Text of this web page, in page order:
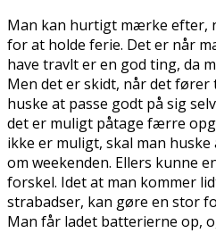
Man kan hurtigt mærke efter,
for at holde ferie. Det er når
have travlt er en god ting, da
Men det er skidt, når det fører
huske at passe godt på sig
det er muligt påtage færre
ikke er muligt, skal man
om weekenden. Ellers kunne
forskel. Idet at man kommer
strabadser, kan gøre en stor
Man får ladet batterierne op,